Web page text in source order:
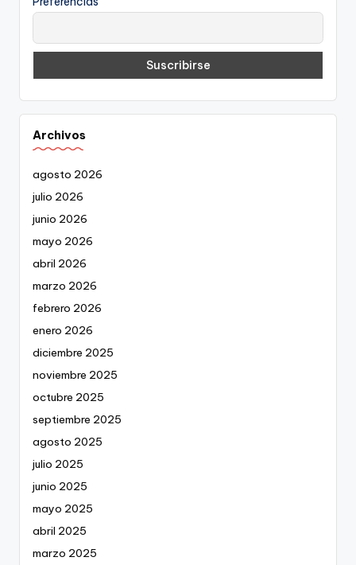
Archivos
agosto 2026
julio 2026
junio 2026
mayo 2026
abril 2026
marzo 2026
febrero 2026
enero 2026
diciembre 2025
noviembre 2025
octubre 2025
septiembre 2025
agosto 2025
julio 2025
junio 2025
mayo 2025
abril 2025
marzo 2025